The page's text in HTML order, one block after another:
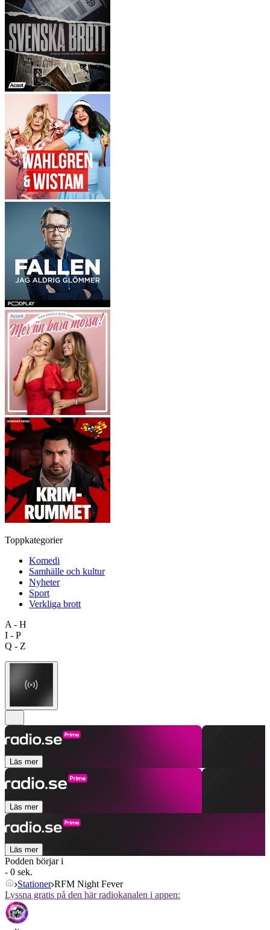
Toppkategorier
Komedi
Samhälle och kultur
Nyheter
Sport
Verkliga brott
A - H
I - P
Q - Z
Läs mer
Läs mer
Läs mer
Podden börjar i
- 0 sek.
Stationer RFM Night Fever
Lyssna gratis på den här radiokanalen i appen: